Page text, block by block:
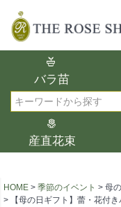
バラ苗
産直花束
在庫
在庫ありのみ表示
検索
複
選択
結果
タ
択し
HOME 季節のイベント
母
【母の日ギフト】蕾・花付